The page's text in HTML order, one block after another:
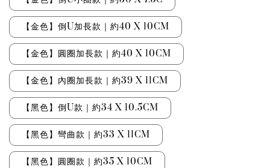
【金色】倒U加長款｜約40 X 10CM
【金色】圓圈加長款｜約40 X 10CM
【金色】內圈加長款｜約39 X 11CM
【黑色】倒U款｜約34 X 10.5CM
【黑色】彎曲款｜約33 X 11CM
【黑色】圓圈款｜約35 X 10CM